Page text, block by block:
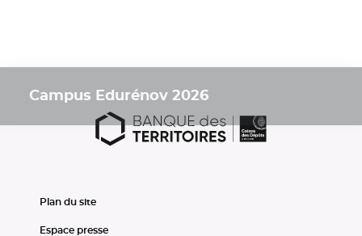
Campus Edurénov 2026
Plan du site
Espace presse